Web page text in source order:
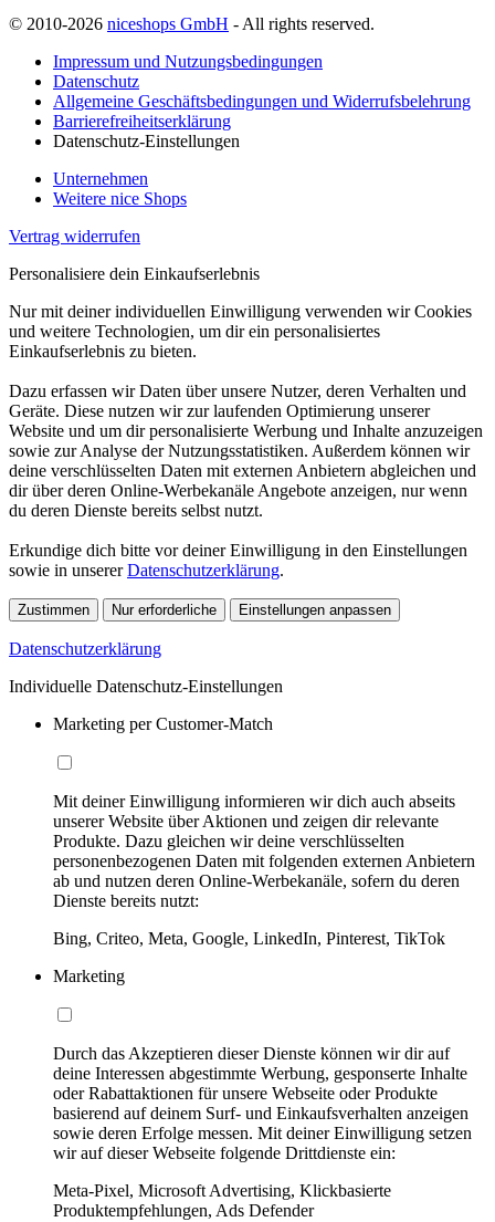
© 2010-2026 niceshops GmbH - All rights reserved.
Impressum und Nutzungsbedingungen
Datenschutz
Allgemeine Geschäftsbedingungen und Widerrufsbelehrung
Barrierefreiheitserklärung
Datenschutz-Einstellungen
Unternehmen
Weitere nice Shops
Vertrag widerrufen
Personalisiere dein Einkaufserlebnis
Nur mit deiner individuellen Einwilligung verwenden wir Cookies
und weitere Technologien, um dir ein personalisiertes
Einkaufserlebnis zu bieten.
Dazu erfassen wir Daten über unsere Nutzer, deren Verhalten und
Geräte. Diese nutzen wir zur laufenden Optimierung unserer
Website und um dir personalisierte Werbung und Inhalte anzuzeigen
sowie zur Analyse der Nutzungsstatistiken. Außerdem können wir
deine verschlüsselten Daten mit externen Anbietern abgleichen und
dir über deren Online-Werbekanäle Angebote anzeigen, nur wenn
du deren Dienste bereits selbst nutzt.
Erkundige dich bitte vor deiner Einwilligung in den Einstellungen
sowie in unsererDatenschutzerklärung.
Zustimmen Nur erforderliche Einstellungen anpassen
Datenschutzerklärung
Individuelle Datenschutz-Einstellungen
Marketing per Customer-Match
Mit deiner Einwilligung informieren wir dich auch abseits
unserer Website über Aktionen und zeigen dir relevante
Produkte. Dazu gleichen wir deine verschlüsselten
personenbezogenen Daten mit folgenden externen Anbietern
ab und nutzen deren Online-Werbekanäle, sofern du deren
Dienste bereits nutzt:
Bing, Criteo, Meta, Google, LinkedIn, Pinterest, TikTok
Marketing
Durch das Akzeptieren dieser Dienste können wir dir auf
deine Interessen abgestimmte Werbung, gesponserte Inhalte
oder Rabattaktionen für unsere Webseite oder Produkte
basierend auf deinem Surf- und Einkaufsverhalten anzeigen
sowie deren Erfolge messen. Mit deiner Einwilligung setzen
wir auf dieser Webseite folgende Drittdienste ein:
Meta-Pixel, Microsoft Advertising, Klickbasierte
Produktempfehlungen, Ads Defender